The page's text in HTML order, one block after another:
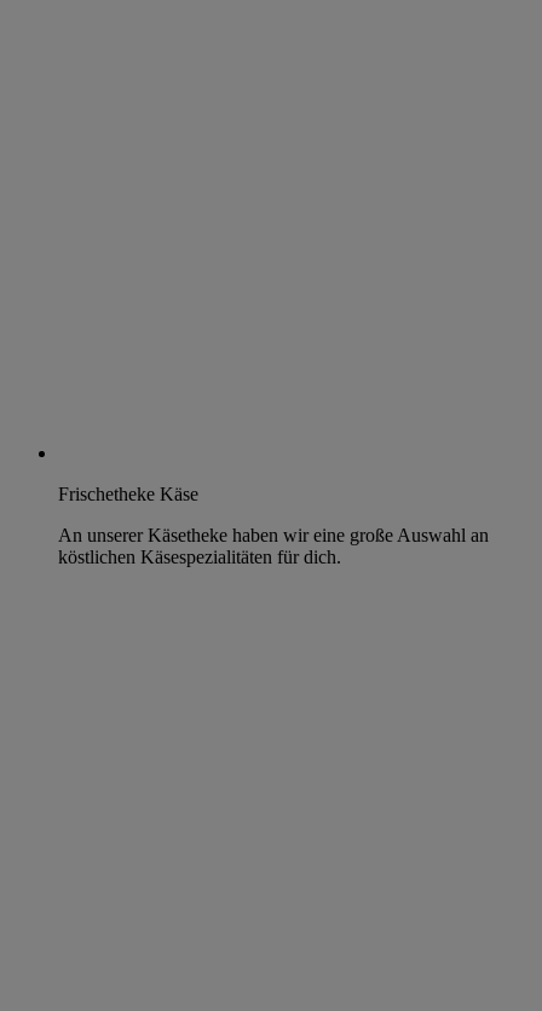
Frischetheke Käse
An unserer Käsetheke haben wir eine große Auswahl an
köstlichen Käsespezialitäten für dich.